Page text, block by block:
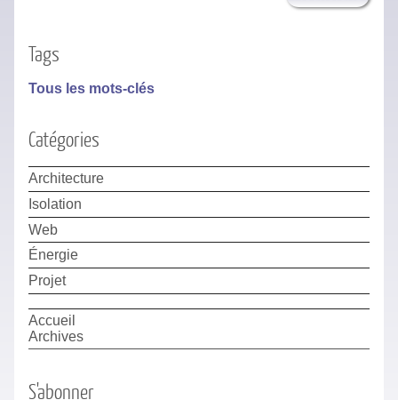
Tags
Tous les mots-clés
Catégories
Architecture
Isolation
Web
Énergie
Projet
Accueil
Archives
S'abonner